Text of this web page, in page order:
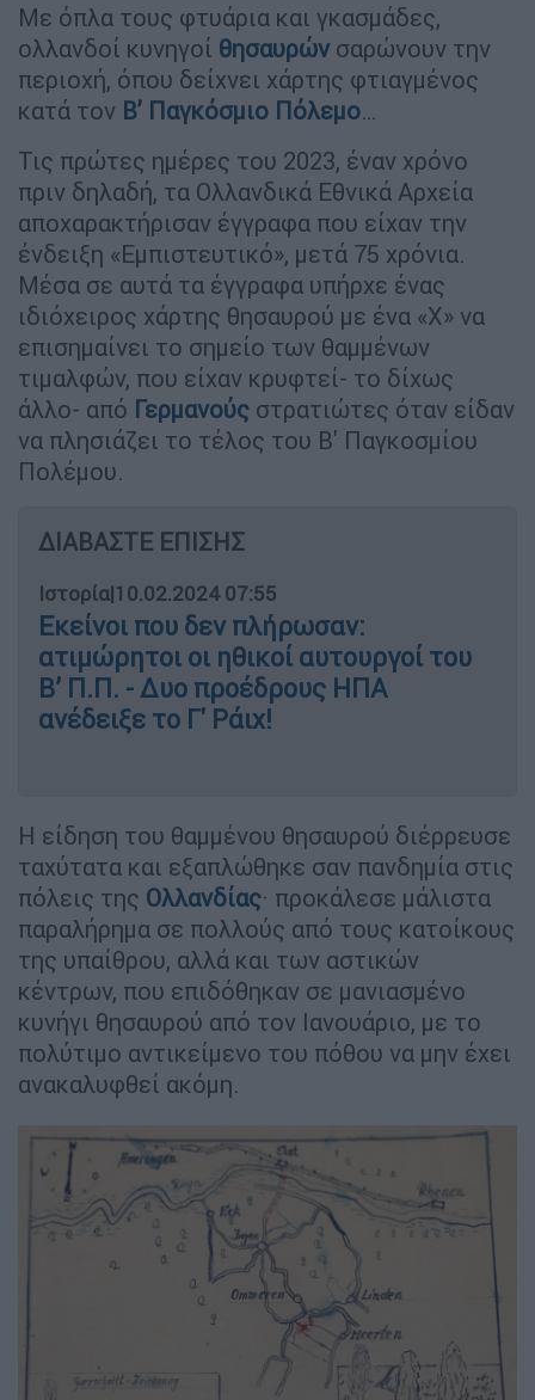
Με όπλα τους φτυάρια και γκασμάδες,
ολλανδοί κυνηγοί θησαυρών σαρώνουν την
περιοχή, όπου δείχνει χάρτης φτιαγμένος
κατά τον Β’ Παγκόσμιο Πόλεμο…
Τις πρώτες ημέρες του 2023, έναν χρόνο
πριν δηλαδή, τα Ολλανδικά Εθνικά Αρχεία
αποχαρακτήρισαν έγγραφα που είχαν την
ένδειξη «Εμπιστευτικό», μετά 75 χρόνια.
Μέσα σε αυτά τα έγγραφα υπήρχε ένας
ιδιόχειρος χάρτης θησαυρού με ένα «X» να
επισημαίνει το σημείο των θαμμένων
τιμαλφών, που είχαν κρυφτεί- το δίχως
άλλο- από Γερμανούς στρατιώτες όταν είδαν
να πλησιάζει το τέλος του Β' Παγκοσμίου
Πολέμου.
ΔΙΑΒΑΣΤΕ ΕΠΙΣΗΣ
Ιστορία|10.02.2024 07:55
Εκείνοι που δεν πλήρωσαν:
ατιμώρητοι οι ηθικοί αυτουργοί του
Β’ Π.Π. - Δυο προέδρους ΗΠΑ
ανέδειξε το Γ' Ράιχ!
Η είδηση του θαμμένου θησαυρού διέρρευσε
ταχύτατα και εξαπλώθηκε σαν πανδημία στις
πόλεις της Ολλανδίας· προκάλεσε μάλιστα
παραλήρημα σε πολλούς από τους κατοίκους
της υπαίθρου, αλλά και των αστικών
κέντρων, που επιδόθηκαν σε μανιασμένο
κυνήγι θησαυρού από τον Ιανουάριο, με το
πολύτιμο αντικείμενο του πόθου να μην έχει
ανακαλυφθεί ακόμη.